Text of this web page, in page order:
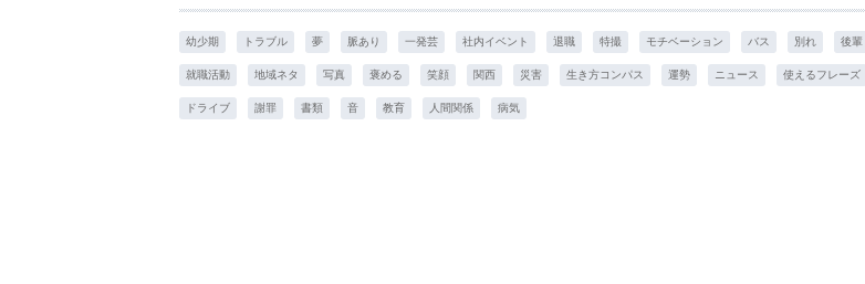
幼少期 トラブル 夢 脈あり 一発芸 社内イベント 退職 特撮 モチベーション バス 別れ 後輩
就職活動 地域ネタ 写真 褒める 笑顔 関西 災害 生き方コンパス 運勢 ニュース 使えるフレーズ
ドライブ 謝罪 書類 音 教育 人間関係 病気